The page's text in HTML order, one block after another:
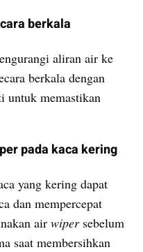
berkala
aliran air ke
berkala dengan
untuk memastikan
pada kaca kering
yang kering dapat
dan mempercepat
air wiper sebelum
saat membersihkan